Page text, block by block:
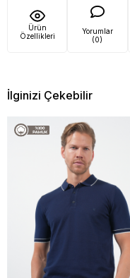
Ürün
Özellikleri
Yorumlar
(0)
İlginizi Çekebilir